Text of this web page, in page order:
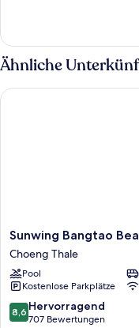
Zimmer,
2 Einzelbetten,
Nichtraucher,
Ähnliche
Sunwing
Bangtao
Beach
Choeng
Thale
Sunwing Bangtao
Choeng Thale
Pool
Kostenlose Parkplätze
8.6
von
8,6 Hervorragend
707 Bewertungen
Sunwing Bangtao Beach